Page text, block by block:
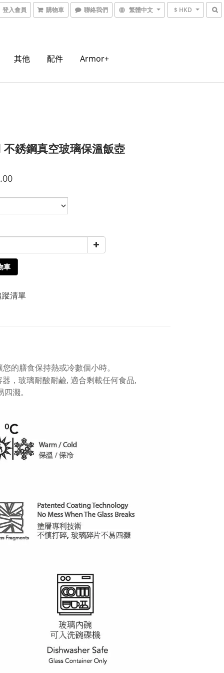
登入會員 購物車 聯絡我們 繁體中文 $ HKD
其他 配件 Armor+
銹鋼真空玻璃保溫飯壺
車
清單
的膳食保持熱或冷數個小時。
，玻璃耐酸耐鹼, 適合剩載任何食品,
四濺。